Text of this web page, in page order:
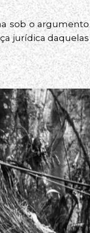
sob o argumento
jurídica daquelas